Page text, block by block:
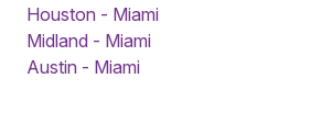
Houston - Miami
Midland - Miami
Austin - Miami